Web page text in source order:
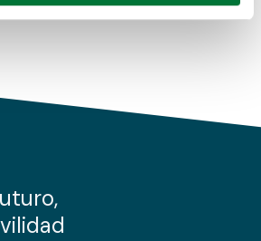
sobre cómo se procesan sus
uso que haga del sitio web con
redes sociales, publicidad y análisis